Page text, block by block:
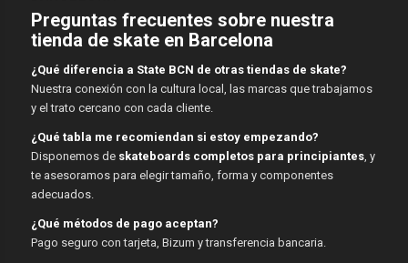
Preguntas frecuentes sobre nuestra
tienda de skate en Barcelona
¿Qué diferencia a State BCN de otras tiendas de skate?
Nuestra conexión con la cultura local, las marcas que trabajamos
y el trato cercano con cada cliente.
¿Qué tabla me recomiendan si estoy empezando?
Disponemos de skateboards completos para principiantes, y
te asesoramos para elegir tamaño, forma y componentes
adecuados.
¿Qué métodos de pago aceptan?
Pago seguro con tarjeta, Bizum y transferencia bancaria.